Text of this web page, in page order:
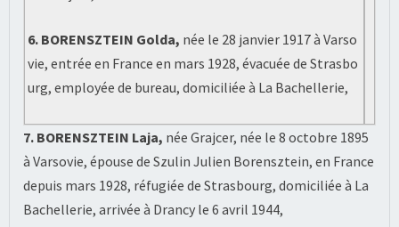
6. BORENSZTEIN Golda, née le 28 janvier 1917 à Varso
vie, entrée en France en mars 1928, évacuée de Strasbo
urg, employée de bureau, domiciliée à La Bachellerie,
7. BORENSZTEIN Laja, née Grajcer, née le 8 octobre 1895
à Varsovie, épouse de Szulin Julien Borensztein, en France
depuis mars 1928, réfugiée de Strasbourg, domiciliée à La
Bachellerie, arrivée à Drancy le 6 avril 1944,